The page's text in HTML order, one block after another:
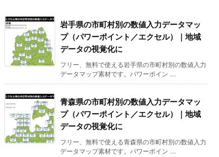
岩手県の市町村別の数値入力データマッ
プ（パワーポイント／エクセル）｜地域
データの視覚化に
フリー、無料で使える岩手県の市町村別の数値入力
データマップ素材です。パワーポイン ...
青森県の市町村別の数値入力データマッ
プ（パワーポイント／エクセル）｜地域
データの視覚化に
フリー、無料で使える青森県の市町村別の数値入力
データマップ素材です。パワーポイン ...